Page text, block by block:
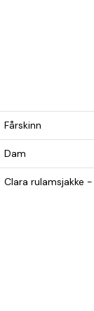
Fårskinn
Dam
Clara rulamsjakke